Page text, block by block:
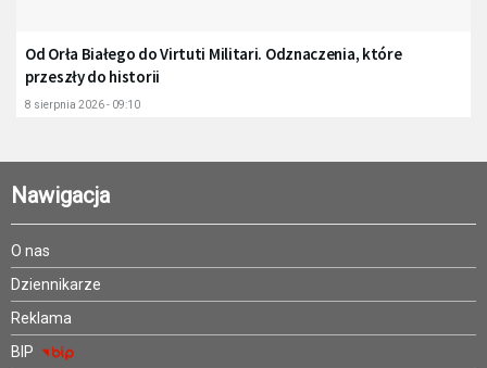
Od Orła Białego do Virtuti Militari. Odznaczenia, które
przeszły do historii
8 sierpnia 2026 - 09:10
Nawigacja
O nas
Dziennikarze
Reklama
BIP